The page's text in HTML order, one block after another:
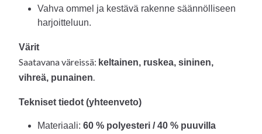
Vahva ommel ja kestävä rakenne säännölliseen
harjoitteluun.
Värit
Saatavana väreissä: keltainen, ruskea, sininen,
vihreä, punainen.
Tekniset tiedot (yhteenveto)
Materiaali: 60 % polyesteri / 40 % puuvilla